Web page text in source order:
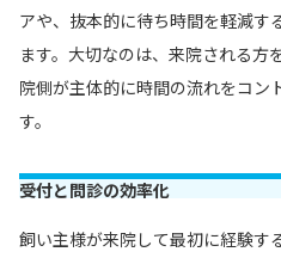
アや、抜本的に待ち時間を軽減す
ます。大切なのは、来院される方
院側が主体的に時間の流れをコン
す。
受付と問診の効率化
飼い主様が来院して最初に経験す